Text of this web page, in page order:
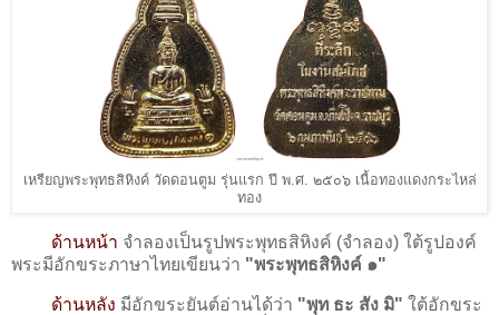
เหรียญพระพุทธสิหิงค์ วัดดอนตูม รุ่นแรก ปี พ.ศ. ๒๕๐๖ เนื้อทองแดงกระไหล่
ทอง
ด้านหน้า จำลองเป็นรูป พระพุทธสิหิงค์ (จำลอง) ใต้รูปองค์
พระมีอักขระภาษาไทยเขียนว่า "พระพุทธสิหิงค์ ๑"
ด้านหลัง มีอักขระยันต์อ่านได้ว่า "พุท ธะ สัง มิ" ใต้อักขระ